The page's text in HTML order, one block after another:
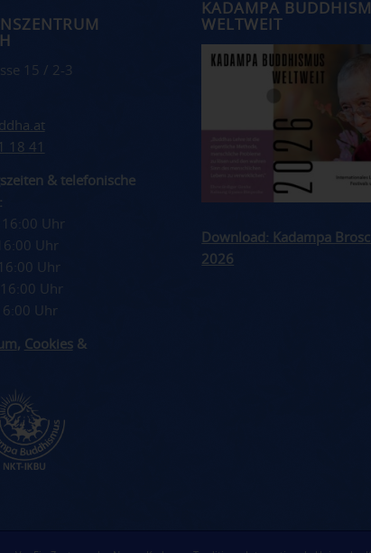
15 / 2-3
18 41
& telefonische
16:00 Uhr
Uhr
Uhr
Uhr
Uhr
, Cookies&
KADAMPA
WELTWEIT
Download: Kadampa
2026